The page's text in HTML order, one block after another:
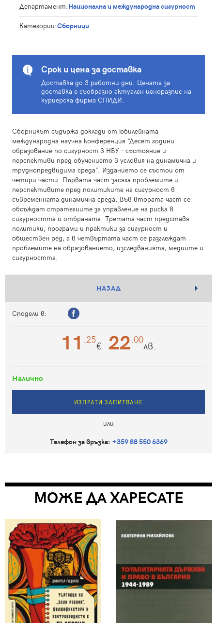
Департамент:Национална и международна сигурност
Категории:Сборници
Срок и цена за доставка
Доставка до 3 работни дни. Цената за
доставка е съобразно актуален ценоразпис на
куриерска фирма СПИДИ.
Сборникът съдържа доклади от юбилейната
международна научна конференция “Десет години
образование по сигурност в НБУ – състояние и
перспективи пред обучението в условия на динамична и
труднопредвидима среда”. Изданието се състои от
четири части. Първата част засяга проблемите и
перспективите пред политиките на сигурност в
съвременната динамична среда. Във втората част се
обсъждат стратегиите за управление на риска в
сигурността и отбраната. Третата част представя
политики, програми и практики за сигурност и
обществен ред, а в четвъртата част се разглеждат
проблемите на образованието, изследванията, медиите и
сигурността.
НАЗАД
Сподели в:
11 .25€ 22 .00лв.
Налично
ИЗПРАТИ ЗАПИТВАНЕ
или
Телефон за връзка: +359 88 550 6369
МОЖЕ ДА ХАРЕСАТЕ